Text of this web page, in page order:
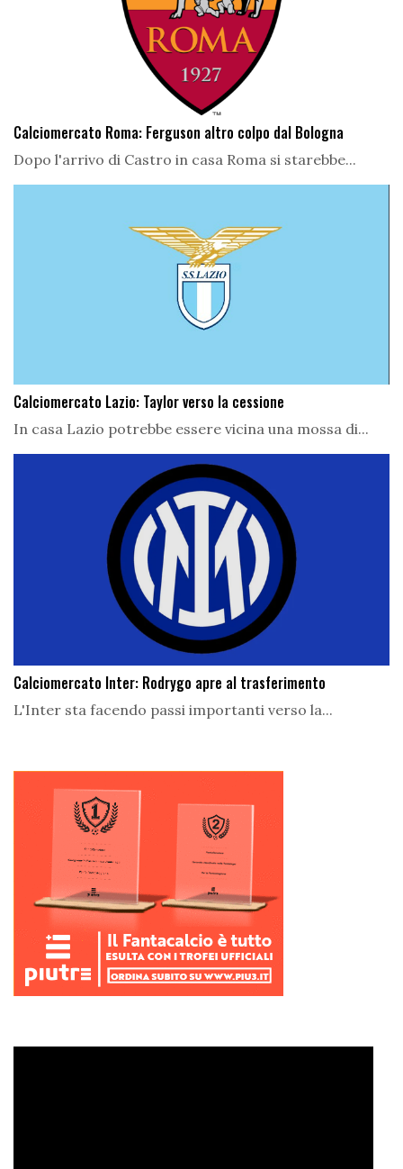
Calciomercato Roma: Ferguson altro colpo dal Bologna
Dopo l'arrivo di Castro in casa Roma si starebbe...
Calciomercato Lazio: Taylor verso la cessione
In casa Lazio potrebbe essere vicina una mossa di...
Calciomercato Inter: Rodrygo apre al trasferimento
L'Inter sta facendo passi importanti verso la...